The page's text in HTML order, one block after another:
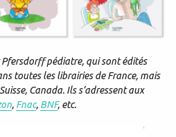
Pfersdorff pédiatre, qui sont édités
toutes les librairies de France, mais
Canada. Ils s’adressent aux
, Fnac, BNF, etc.